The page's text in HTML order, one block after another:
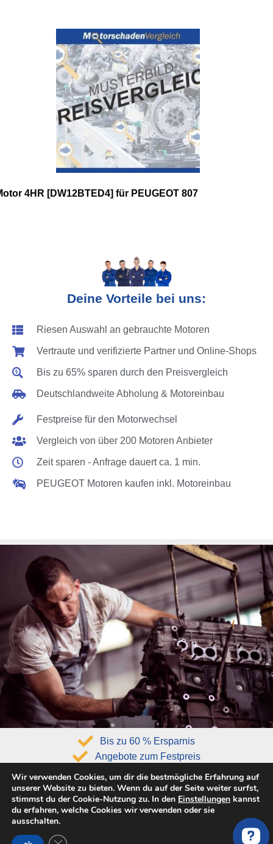
4HR [DW12BTED4] für PEUGEOT 807
Deine Vorteile bei uns:
Riesen Auswahl an gebrauchte Motoren
Vertraute und verifizierte Partner und Online-Shops
Bis zu 65% sparen durch den Preisvergleich
Deutschlandweite Abholung & Motoreinbau
Festpreise für den Motorwechsel
Vergleich von über 200 Motoren Anbieter
Zeit sparen - Anfrage dauert ca. 1 min.
PEUGEOT Motoren kaufen inkl. Motoreinbau
Unser Tipp:Motor Sorglos-Paket
Wir empfehlen dir für dein PEUGEOT 807 E 2.2 HDi
(128PS, 163PS, 170PS) einen Austauschmotor inklusive
Bis zu 60 % Ersparnis
Angebote zum Festpreis
Höchste Qualitätsstandarts
Wir verwenden Cookies, um dir die bestmögliche Erfahrung auf
unserer Website zu bieten. Wenn du auf der Seite weiter surfst,
stimmst du der Cookie-Nutzung zu. In den Einstellungen kannst
du erfahren, welche Cookies wir verwenden oder sie
ausschalten.
GDPR Cookie-Banner schließen